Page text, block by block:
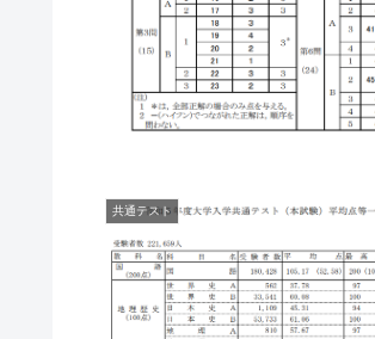
共通テスト